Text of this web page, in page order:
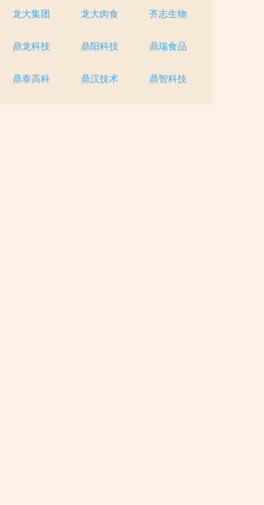
龙大集团 龙大肉食 齐志生物
鼎龙科技 鼎阳科技 鼎瑞食品
鼎泰高科 鼎汉技术 鼎智科技